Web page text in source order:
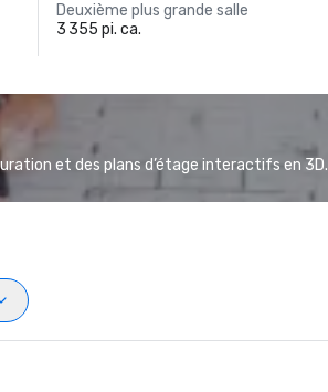
Deuxième plus grande salle
3 355 pi. ca.
et des plans d’étage interactifs en 3D.